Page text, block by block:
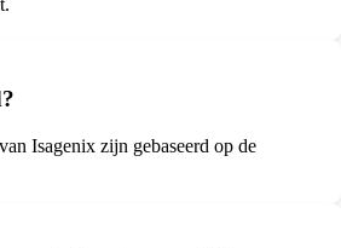
Isagenix zijn gebaseerd op de